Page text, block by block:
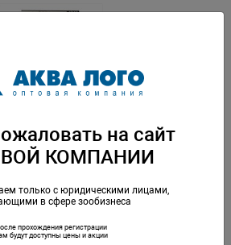
на сайт
КОМПАНИИ
только с юридическими лицами,
в сфере зообизнеса
прохождения регистрации
будут доступны цены и акции